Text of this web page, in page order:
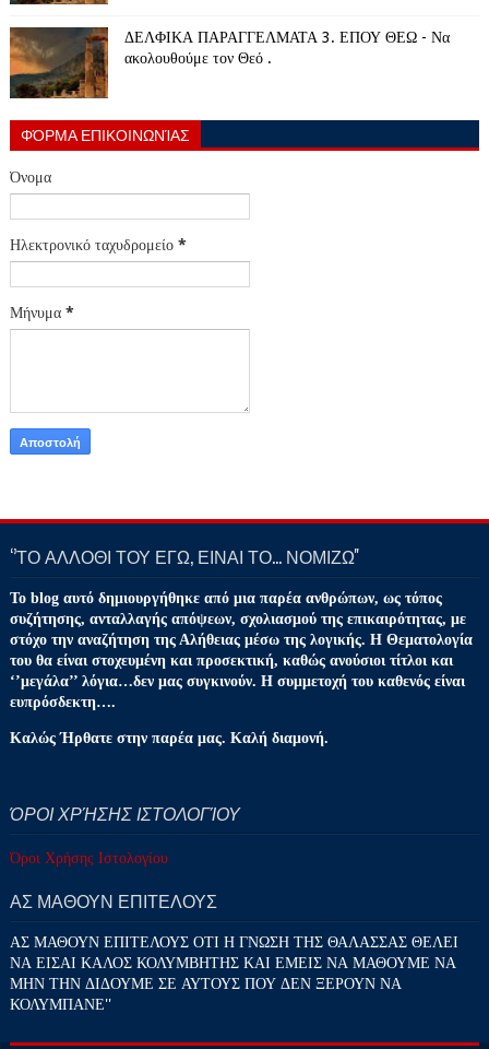
ΔΕΛΦΙΚΑ ΠΑΡΑΓΓΕΛΜΑΤΑ 3. ΕΠΟΥ ΘΕΩ - Να
ακολουθούμε τον Θεό .
ΦΌΡΜΑ ΕΠΙΚΟΙΝΩΝΊΑΣ
Όνομα
Ηλεκτρονικό ταχυδρομείο *
Μήνυμα *
‘’ΤΟ ΑΛΛΟΘΙ ΤΟΥ ΕΓΩ, ΕΙΝΑΙ ΤΟ… ΝΟΜΙΖΩ''
Το blog αυτό δημιουργήθηκε από μια παρέα ανθρώπων, ως τόπος
συζήτησης, ανταλλαγής απόψεων, σχολιασμού της επικαιρότητας, με
στόχο την αναζήτηση της Αλήθειας μέσω της λογικής. Η Θεματολογία
του θα είναι στοχευμένη και προσεκτική, καθώς ανούσιοι τίτλοι και
‘’μεγάλα’’ λόγια…δεν μας συγκινούν. Η συμμετοχή του καθενός είναι
ευπρόσδεκτη….
Καλώς Ήρθατε στην παρέα μας. Καλή διαμονή.
ΌΡΟΙ ΧΡΉΣΗΣ ΙΣΤΟΛΟΓΊΟΥ
Όροι Χρήσης Ιστολογίου
ΑΣ ΜΑΘΟΥΝ ΕΠΙΤΕΛΟΥΣ
ΑΣ ΜΑΘΟΥΝ ΕΠΙΤΕΛΟΥΣ ΟΤΙ Η ΓΝΩΣΗ ΤΗΣ ΘΑΛΑΣΣΑΣ ΘΕΛΕΙ
ΝΑ ΕΙΣΑΙ ΚΑΛΟΣ ΚΟΛΥΜΒΗΤΗΣ ΚΑΙ ΕΜΕΙΣ ΝΑ ΜΑΘΟΥΜΕ ΝΑ
ΜΗΝ ΤΗΝ ΔΙΔΟΥΜΕ ΣΕ ΑΥΤΟΥΣ ΠΟΥ ΔΕΝ ΞΕΡΟΥΝ ΝΑ
ΚΟΛΥΜΠΑΝΕ''